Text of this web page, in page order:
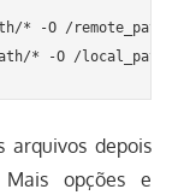
* -O /remote_path
arquivos depois
opções e